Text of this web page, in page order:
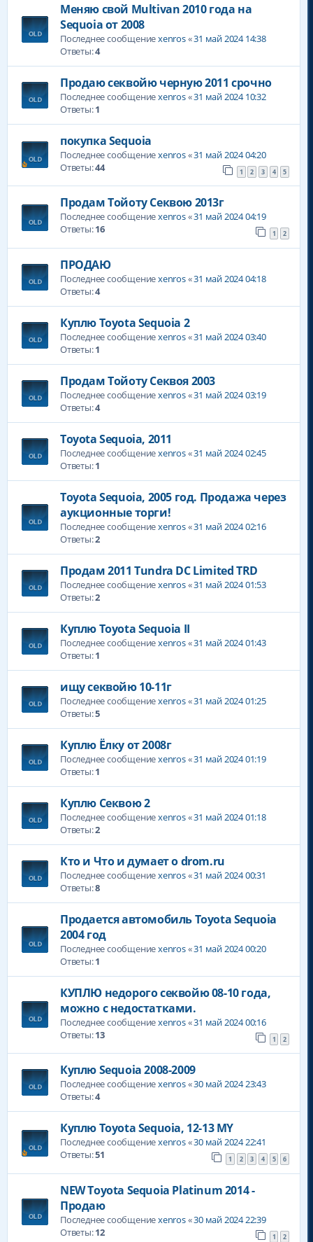
Меняю свой Multivan 2010 года на
Sequoia от 2008
Последнее сообщениеxenros«31 май 2024 14:38
Ответы:4
Продаю секвойю черную 2011 срочно
Последнее сообщениеxenros«31 май 2024 10:32
Ответы:1
покупка Sequoia
Последнее сообщениеxenros«31 май 2024 04:20
Ответы:44 1 2 3 4 5
Продам Тойоту Секвою 2013г
Последнее сообщениеxenros«31 май 2024 04:19
Ответы:16 1 2
ПРОДАЮ
Последнее сообщениеxenros«31 май 2024 04:18
Ответы:4
Куплю Toyota Sequoia 2
Последнее сообщениеxenros«31 май 2024 03:40
Ответы:1
Продам Тойоту Секвоя 2003
Последнее сообщениеxenros«31 май 2024 03:19
Ответы:4
Toyota Sequoia, 2011
Последнее сообщениеxenros«31 май 2024 02:45
Ответы:1
Toyota Sequoia, 2005 год. Продажа через
аукционные торги!
Последнее сообщениеxenros«31 май 2024 02:16
Ответы:2
Продам 2011 Tundra DC Limited TRD
Последнее сообщениеxenros«31 май 2024 01:53
Ответы:2
Куплю Toyota Sequoia II
Последнее сообщениеxenros«31 май 2024 01:43
Ответы:1
ищу секвойю 10-11г
Последнее сообщениеxenros«31 май 2024 01:25
Ответы:5
Куплю Ёлку от 2008г
Последнее сообщениеxenros«31 май 2024 01:19
Ответы:1
Куплю Секвою 2
Последнее сообщениеxenros«31 май 2024 01:18
Ответы:2
Кто и Что и думает о drom.ru
Последнее сообщениеxenros«31 май 2024 00:31
Ответы:8
Продается автомобиль Toyota Sequoia
2004 год
Последнее сообщениеxenros«31 май 2024 00:20
Ответы:1
КУПЛЮ недорого секвойю 08-10 года,
можно с недостатками.
Последнее сообщениеxenros«31 май 2024 00:16
Ответы:13 1 2
Куплю Sequoia 2008-2009
Последнее сообщениеxenros«30 май 2024 23:43
Ответы:4
Куплю Toyota Sequoia, 12-13 MY
Последнее сообщениеxenros«30 май 2024 22:41
Ответы:51 1 2 3 4 5 6
NEW Toyota Sequoia Platinum 2014 -
Продаю
Последнее сообщениеxenros«30 май 2024 22:39
Ответы:12 1 2